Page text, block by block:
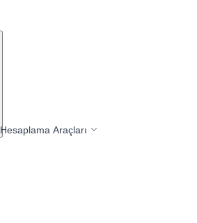
Hesaplama Araçları